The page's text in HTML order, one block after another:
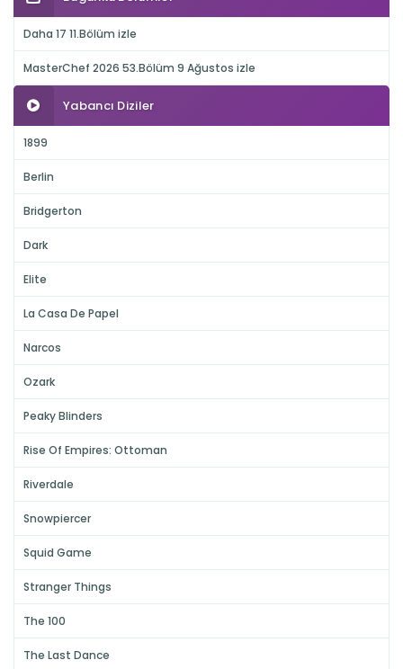
Daha 17 11.Bölüm izle
MasterChef 2026 53.Bölüm 9 Ağustos izle
Yabancı Diziler
1899
Berlin
Bridgerton
Dark
Elite
La Casa De Papel
Narcos
Ozark
Peaky Blinders
Rise Of Empires: Ottoman
Riverdale
Snowpiercer
Squid Game
Stranger Things
The 100
The Last Dance